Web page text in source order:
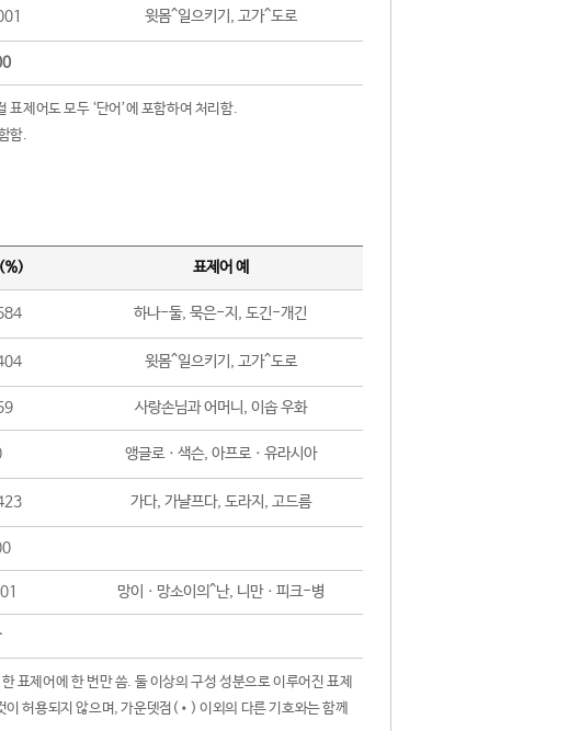
윗몸^일으키기, 고가^도로
제어도 모두 ‘단어’에 포함하여 처리함.
함.
표제어 예
하나-둘, 묵은-지, 도긴-개긴
윗몸^일으키기, 고가^도로
사랑손님과 어머니, 이솝 우화
앵글로ㆍ색슨, 아프로ㆍ유라시아
가다, 가냘프다, 도라지, 고드름
망이ㆍ망소이의^난, 니만ㆍ피크-병
제어에 한 번만 씀. 둘 이상의 구성 성분으로 이루어진 표제
허용되지 않으며, 가운뎃점(•) 이외의 다른 기호와는 함께